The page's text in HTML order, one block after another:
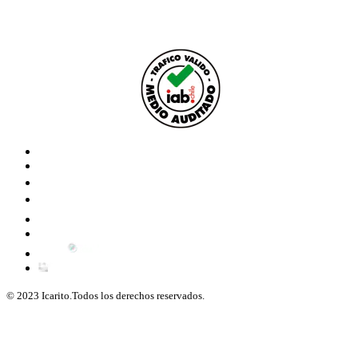
© 2023 Icarito.Todos los derechos reservados.